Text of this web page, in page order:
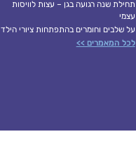
תחילת שנה רגועה בגן – עצות לוויסות
עצמי
על שלבים וחומרים בהתפתחות ציורי הילד
לכל המאמרים >>